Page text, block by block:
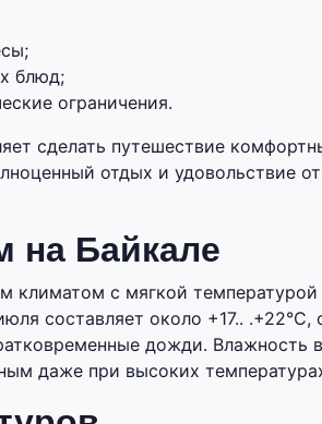
блюд;
ограничения.
сделать путешествие
отдых и удовольствие
на Байкале
климатом с мягкой температурой
составляет около +17.. .+22°C,
дожди. Влажность
даже при высоких